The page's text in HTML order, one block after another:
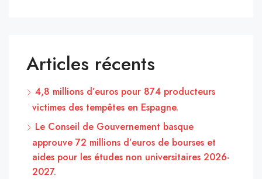
Articles récents
4,8 millions d’euros pour 874 producteurs
victimes des tempêtes en Espagne.
Le Conseil de Gouvernement basque
approuve 72 millions d’euros de bourses et
aides pour les études non universitaires 2026-
2027.